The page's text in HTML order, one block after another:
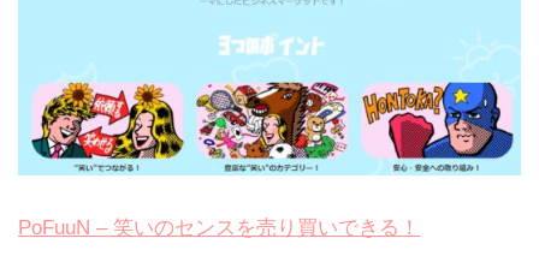
PoFuuN – 笑いのセンスを売り買いできる！